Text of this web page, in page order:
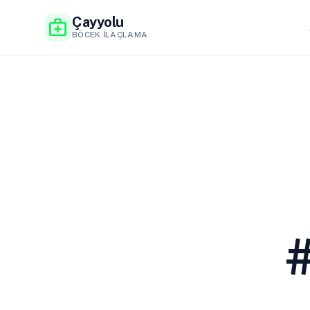
medical_services Çayyolu
BÖCEK İLAÇLAMA